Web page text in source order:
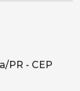
PR - CEP